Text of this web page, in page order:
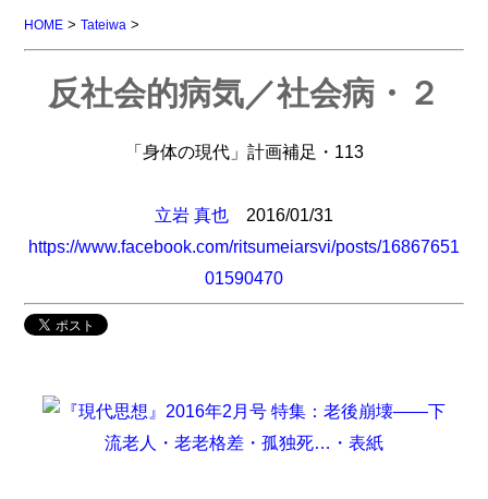
HOME >Tateiwa >
反社会的病気／社会病・２
「身体の現代」計画補足・113
立岩 真也 2016/01/31
https://www.facebook.com/ritsumeiarsvi/posts/16867651
01590470